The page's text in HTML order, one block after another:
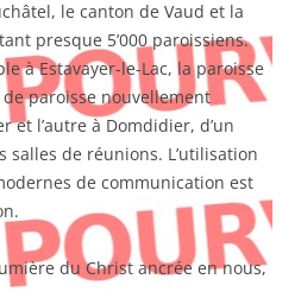
le canton de Vaud et la
presque 5’000 paroissiens.
à Estavayer-le-Lac, la paroisse
paroisse nouvellement
et l’autre à Domdidier, d’un
de réunions. L’utilisation
de communication est
du Christ ancrée en nous,